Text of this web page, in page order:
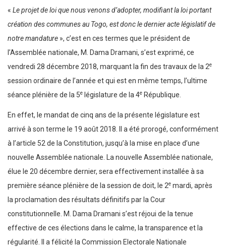
« Le projet de loi que nous venons d’adopter, modifiant la loi portant
création des communes au Togo, est donc le dernier acte législatif de
notre mandature », c’est en ces termes que le président de
l’Assemblée nationale, M. Dama Dramani, s’est exprimé, ce
vendredi 28 décembre 2018, marquant la fin des travaux de la 2e
session ordinaire de l’année et qui est en même temps, l’ultime
séance plénière de la 5e législature de la 4e République.
En effet, le mandat de cinq ans de la présente législature est
arrivé à son terme le 19 août 2018. Il a été prorogé, conformément
à l’article 52 de la Constitution, jusqu’à la mise en place d’une
nouvelle Assemblée nationale. La nouvelle Assemblée nationale,
élue le 20 décembre dernier, sera effectivement installée à sa
première séance plénière de la session de doit, le 2e mardi, après
la proclamation des résultats définitifs par la Cour
constitutionnelle. M. Dama Dramani s’est réjoui de la tenue
effective de ces élections dans le calme, la transparence et la
régularité. Il a félicité la Commission Electorale Nationale